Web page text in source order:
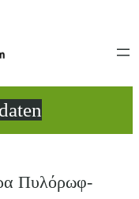
Πυλόρωφ-